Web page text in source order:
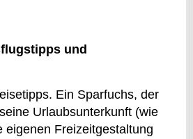
und
Ein Sparfuchs, der
Urlaubsunterkunft (wie
eigenen Freizeitgestaltung